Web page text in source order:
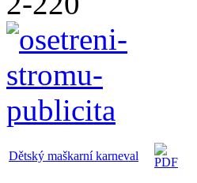
Dětský maškarní karneval